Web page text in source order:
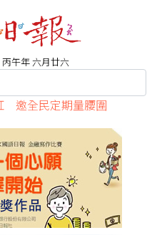
午年 六月廿六
邀全民定期量腰圍